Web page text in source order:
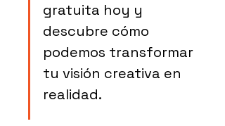
gratuita hoy y
descubre cómo
podemos transformar
tu visión creativa en
realidad.